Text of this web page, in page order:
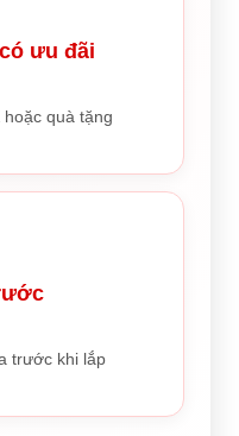
ưu đãi
quà tặng
trước khi lắp